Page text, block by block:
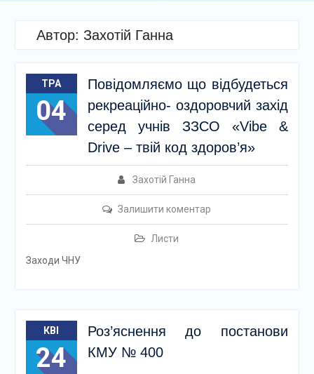
Автор: Захотій Ганна
ТРА
04
Повідомляємо що відбудеться
рекреаційно- оздоровчий захід
серед учнів ЗЗСО «Vibe &
Drive – твій код здоров’я»
Захотій Ганна
Залишити коментар
Листи
Заходи ЧНУ
КВІ
24
Роз’яснення до постанови
КМУ № 400